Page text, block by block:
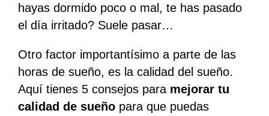
hayas dormido poco o mal, te has pasado
el día irritado? Suele pasar…
Otro factor importantísimo a parte de las
horas de sueño, es la calidad del sueño.
Aquí tienes 5 consejos para mejorar tu
calidad de sueñopara que puedas